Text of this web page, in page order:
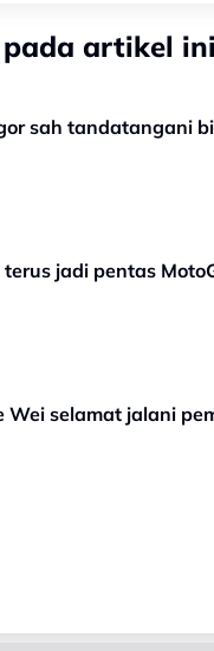
artikel ini
terus jadi pentas
Wei selamat jalani